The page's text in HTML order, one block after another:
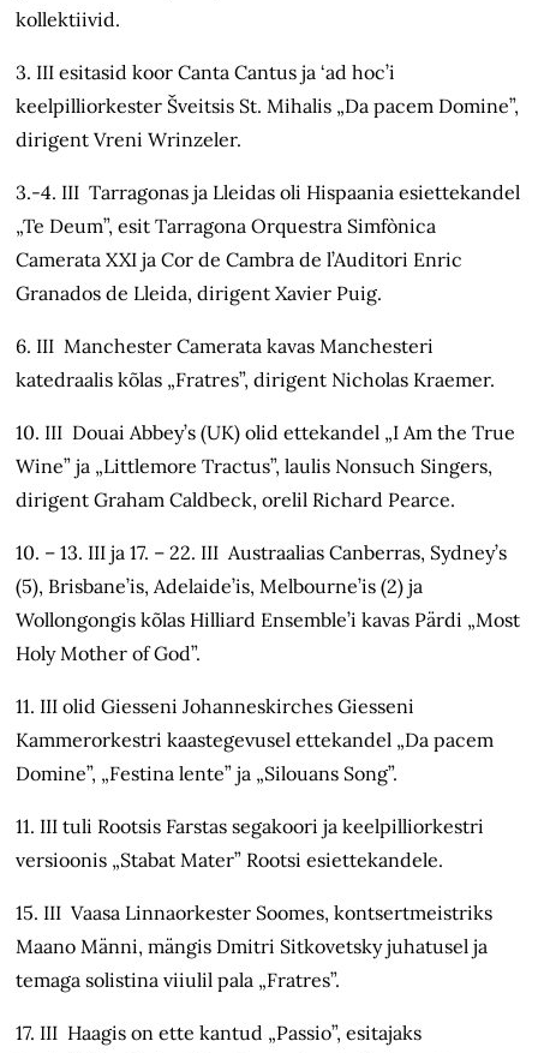
kollektiivid.
3. III esitasid koor Canta Cantus ja ‘ad hoc’i
keelpilliorkester Šveitsis St. Mihalis „Da pacem Domine”,
dirigent Vreni Wrinzeler.
3.-4. III Tarragonas ja Lleidas oli Hispaania esiettekandel
„Te Deum”, esit Tarragona Orquestra Simfònica
Camerata XXI ja Cor de Cambra de l’Auditori Enric
Granados de Lleida, dirigent Xavier Puig.
6. III Manchester Camerata kavas Manchesteri
katedraalis kõlas „Fratres”, dirigent Nicholas Kraemer.
10. III Douai Abbey’s (UK) olid ettekandel „I Am the True
Wine” ja „Littlemore Tractus”, laulis Nonsuch Singers,
dirigent Graham Caldbeck, orelil Richard Pearce.
10. – 13. III ja 17. – 22. III Austraalias Canberras, Sydney’s
(5), Brisbane’is, Adelaide’is, Melbourne’is (2) ja
Wollongongis kõlas Hilliard Ensemble’i kavas Pärdi „Most
Holy Mother of God”.
11. III olid Giesseni Johanneskirches Giesseni
Kammerorkestri kaastegevusel ettekandel „Da pacem
Domine”, „Festina lente” ja „Silouans Song”.
11. III tuli Rootsis Farstas segakoori ja keelpilliorkestri
versioonis „Stabat Mater” Rootsi esiettekandele.
15. III Vaasa Linnaorkester Soomes, kontsertmeistriks
Maano Männi, mängis Dmitri Sitkovetsky juhatusel ja
temaga solistina viiulil pala „Fratres”.
17. III Haagis on ette kantud „Passio”, esitajaks